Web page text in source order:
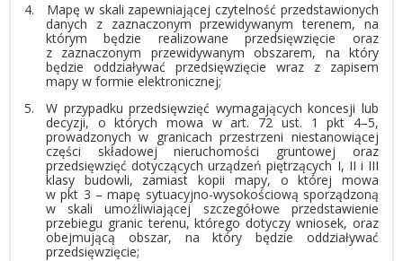
4.
Mapę w skali zapewniającej czytelność przedstawionych
danych z zaznaczonym przewidywanym terenem, na
którym będzie realizowane przedsięwzięcie oraz
z zaznaczonym przewidywanym obszarem, na który
będzie oddziaływać przedsięwzięcie wraz z zapisem
mapy w formie elektronicznej;
5.
W przypadku przedsięwzięć wymagających koncesji lub
decyzji, o których mowa w art. 72 ust. 1 pkt 4–5,
prowadzonych w granicach przestrzeni niestanowiącej
części składowej nieruchomości gruntowej oraz
przedsięwzięć dotyczących urządzeń piętrzących I, II i III
klasy budowli, zamiast kopii mapy, o której mowa
w pkt 3 – mapę sytuacyjno-wysokościową sporządzoną
w skali umożliwiającej szczegółowe przedstawienie
przebiegu granic terenu, którego dotyczy wniosek, oraz
obejmującą obszar, na który będzie oddziaływać
przedsięwzięcie;